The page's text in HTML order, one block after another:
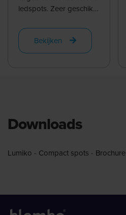
ledspots. Zeer geschikt
badkamer, maar ook
voor ...Bekijken
Downloads
Lumiko - Compact spots - Brochure